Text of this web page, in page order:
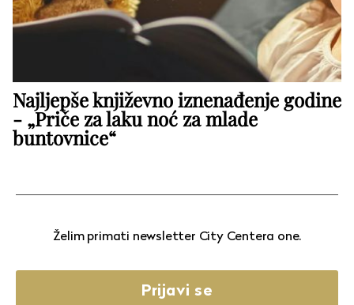
Najljepše književno iznenađenje godine
- „Priče za laku noć za mlade
buntovnice“
Želim primati newsletter City Centera one.
Prijavi se